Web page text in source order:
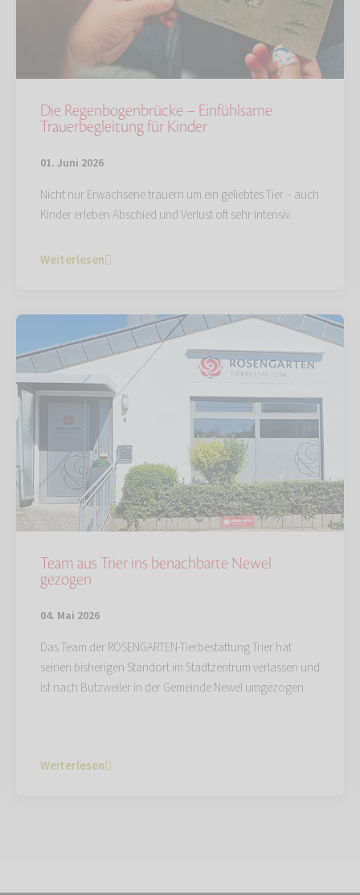
Die Regenbogenbrücke – Einfühlsame
Trauerbegleitung für Kinder
01. Juni 2026
Nicht nur Erwachsene trauern um ein geliebtes Tier – auch
Kinder erleben Abschied und Verlust oft sehr intensiv.
Weiterlesen
Team aus Trier ins benachbarte Newel
gezogen
04. Mai 2026
Das Team der ROSENGARTEN-Tierbestattung Trier hat
seinen bisherigen Standort im Stadtzentrum verlassen und
ist nach Butzweiler in der Gemeinde Newel umgezogen.
Weiterlesen